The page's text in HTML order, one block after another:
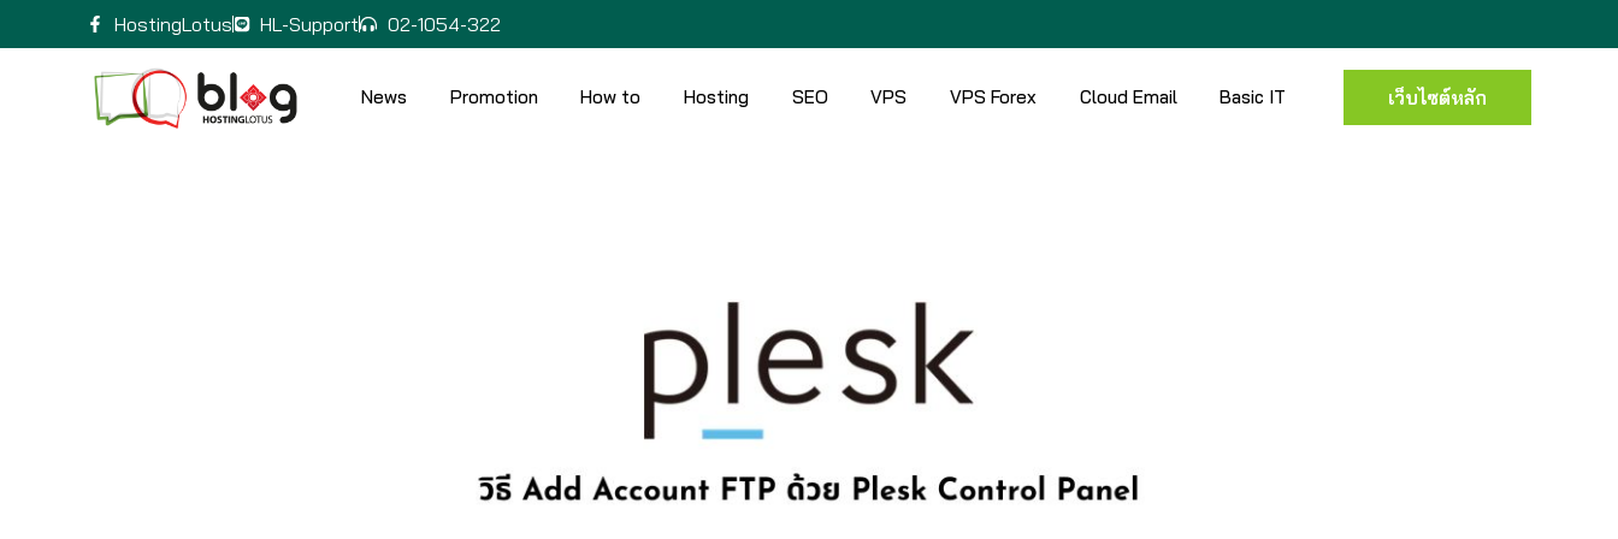
HostingLotus HL-Support 02-1054-322
News Promotion How to Hosting SEO VPS VPS Forex Cloud Email Basic IT เว็บไซต์หลัก